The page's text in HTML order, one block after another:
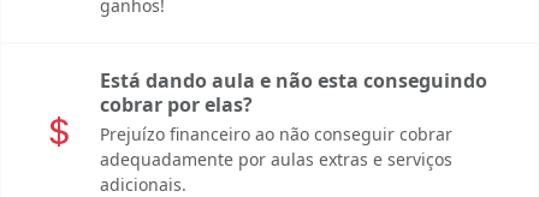
ganhos!
Está dando aula e não esta conseguindo
cobrar por elas?
Prejuízo financeiro ao não conseguir cobrar
adequadamente por aulas extras e serviços
adicionais.